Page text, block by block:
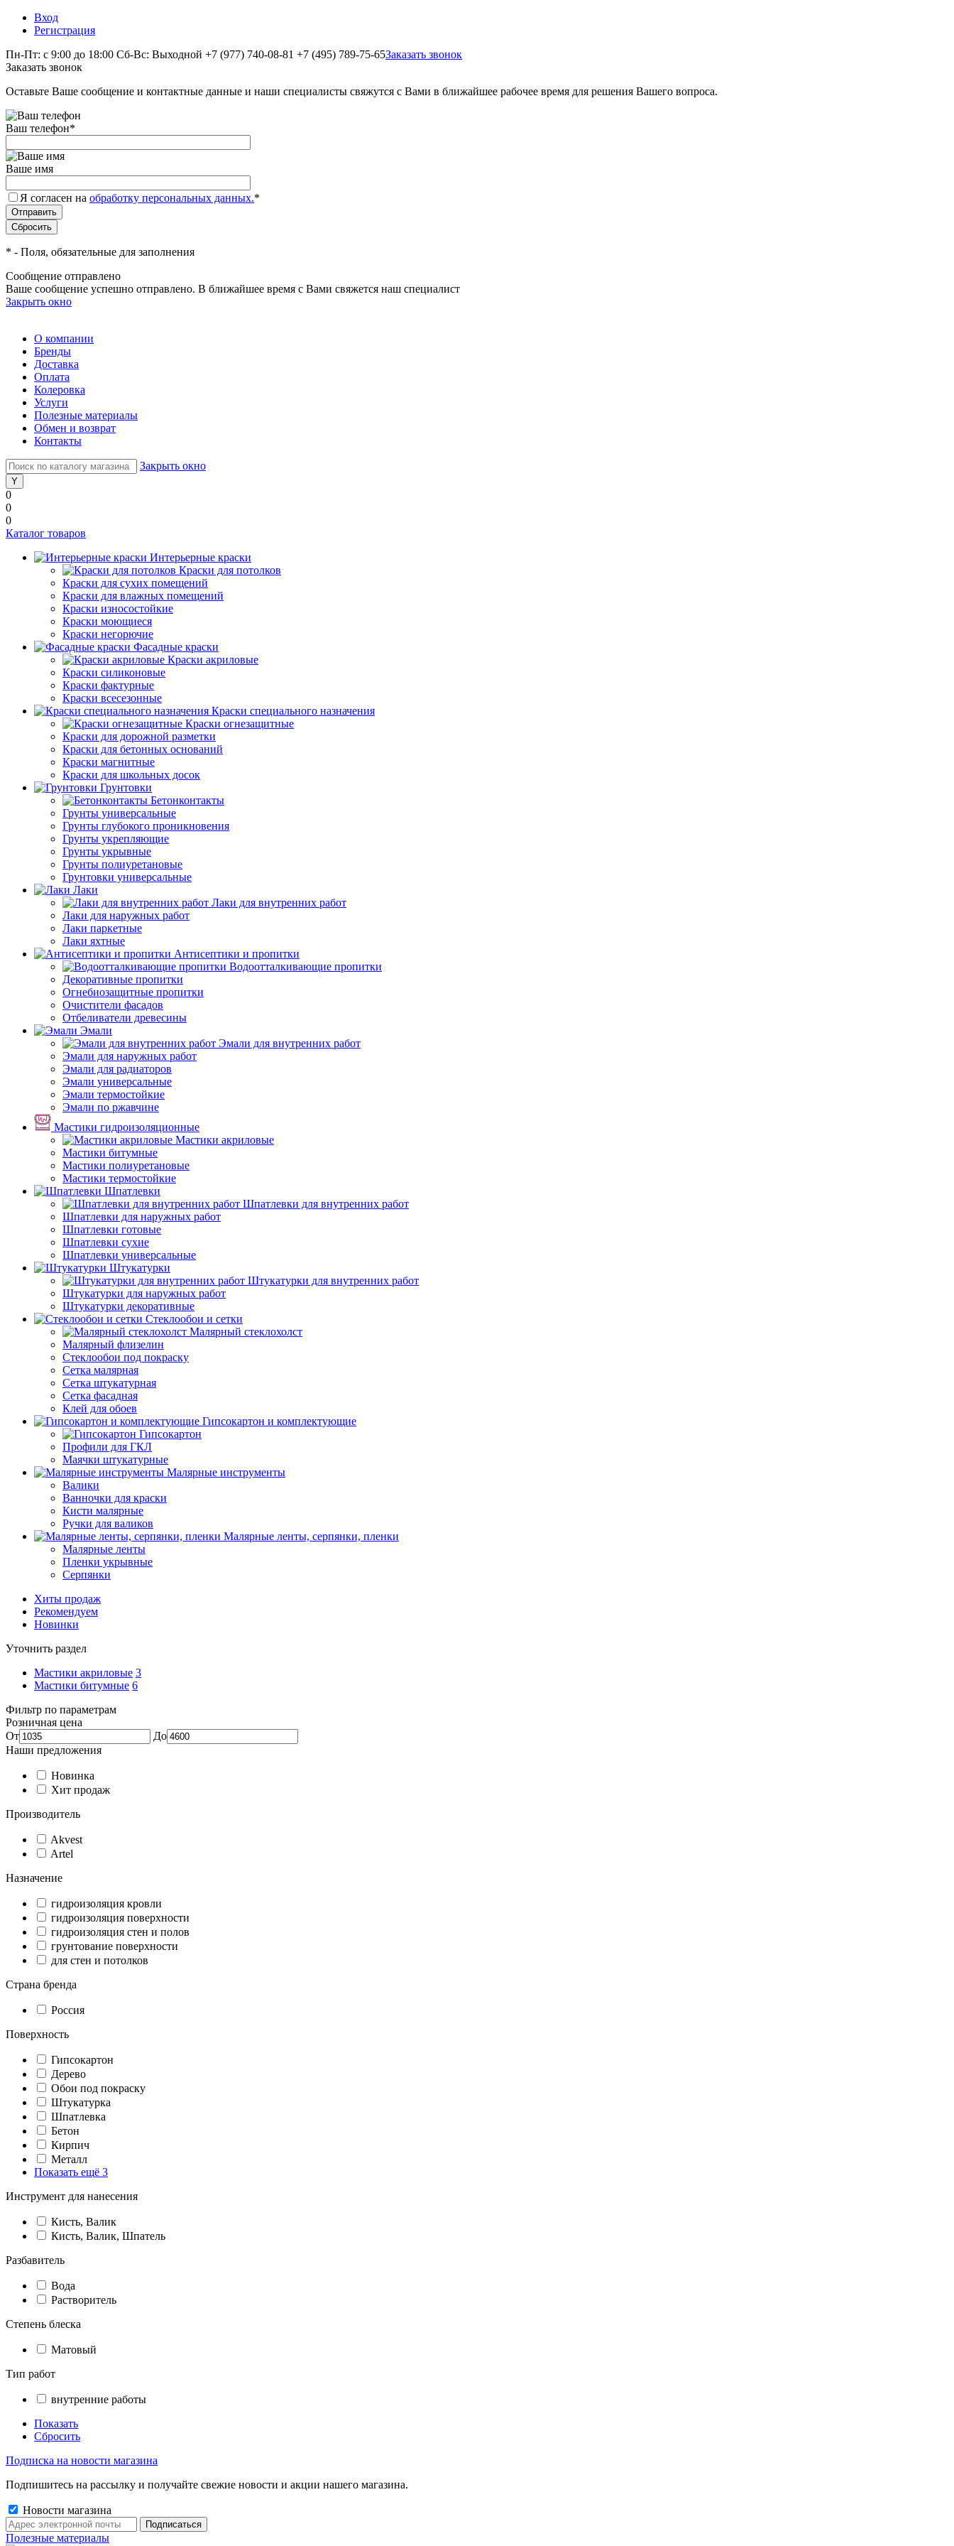
Вход
Регистрация
Пн-Пт: с 9:00 до 18:00 Сб-Вс: Выходной +7 (977) 740-08-81 +7 (495) 789-75-65Заказать звонок
Заказать звонок
Оставьте Ваше сообщение и контактные данные и наши специалисты свяжутся с Вами в ближайшее рабочее время для решения Вашего вопроса.
Ваш телефон*
Ваше имя
Я согласен на обработку персональных данных.*
* - Поля, обязательные для заполнения
Сообщение отправлено
Ваше сообщение успешно отправлено. В ближайшее время с Вами свяжется наш специалист
Закрыть окно
О компании
Бренды
Доставка
Оплата
Колеровка
Услуги
Полезные материалы
Обмен и возврат
Контакты
Закрыть окно
0
0
0
Каталог товаров
Интерьерные краски
Краски для потолков
Краски для сухих помещений
Краски для влажных помещений
Краски износостойкие
Краски моющиеся
Краски негорючие
Фасадные краски
Краски акриловые
Краски силиконовые
Краски фактурные
Краски всесезонные
Краски специального назначения
Краски огнезащитные
Краски для дорожной разметки
Краски для бетонных оснований
Краски магнитные
Краски для школьных досок
Грунтовки
Бетонконтакты
Грунты универсальные
Грунты глубокого проникновения
Грунты укрепляющие
Грунты укрывные
Грунты полиуретановые
Грунтовки универсальные
Лаки
Лаки для внутренних работ
Лаки для наружных работ
Лаки паркетные
Лаки яхтные
Антисептики и пропитки
Водоотталкивающие пропитки
Декоративные пропитки
Огнебиозащитные пропитки
Очистители фасадов
Отбеливатели древесины
Эмали
Эмали для внутренних работ
Эмали для наружных работ
Эмали для радиаторов
Эмали универсальные
Эмали термостойкие
Эмали по ржавчине
Мастики гидроизоляционные
Мастики акриловые
Мастики битумные
Мастики полиуретановые
Мастики термостойкие
Шпатлевки
Шпатлевки для внутренних работ
Шпатлевки для наружных работ
Шпатлевки готовые
Шпатлевки сухие
Шпатлевки универсальные
Штукатурки
Штукатурки для внутренних работ
Штукатурки для наружных работ
Штукатурки декоративные
Стеклообои и сетки
Малярный стеклохолст
Малярный флизелин
Стеклообои под покраску
Сетка малярная
Сетка штукатурная
Сетка фасадная
Клей для обоев
Гипсокартон и комплектующие
Гипсокартон
Профили для ГКЛ
Маячки штукатурные
Малярные инструменты
Валики
Ванночки для краски
Кисти малярные
Ручки для валиков
Малярные ленты, серпянки, пленки
Малярные ленты
Пленки укрывные
Серпянки
Хиты продаж
Рекомендуем
Новинки
Уточнить раздел
Мастики акриловые 3
Мастики битумные 6
Фильтр по параметрам
Розничная цена
От
До
Наши предложения
Новинка
Хит продаж
Производитель
Akvest
Artel
Назначение
гидроизоляция кровли
гидроизоляция поверхности
гидроизоляция стен и полов
грунтование поверхности
для стен и потолков
Страна бренда
Россия
Поверхность
Гипсокартон
Дерево
Обои под покраску
Штукатурка
Шпатлевка
Бетон
Кирпич
Металл
Показать ещё 3
Инструмент для нанесения
Кисть, Валик
Кисть, Валик, Шпатель
Разбавитель
Вода
Растворитель
Степень блеска
Матовый
Тип работ
внутренние работы
Показать
Сбросить
Подписка на новости магазина
Подпишитесь на рассылку и получайте свежие новости и акции нашего магазина.
Новости магазина
Полезные материалы